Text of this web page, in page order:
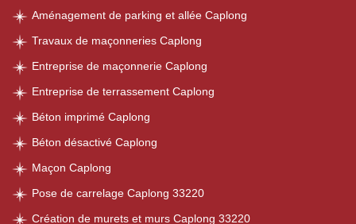
Aménagement de parking et allée Caplong
Travaux de maçonneries Caplong
Entreprise de maçonnerie Caplong
Entreprise de terrassement Caplong
Béton imprimé Caplong
Béton désactivé Caplong
Maçon Caplong
Pose de carrelage Caplong 33220
Création de murets et murs Caplong 33220